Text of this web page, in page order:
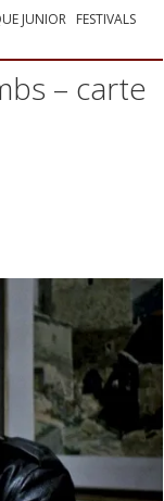
JUNIOR FESTIVALS
– carte